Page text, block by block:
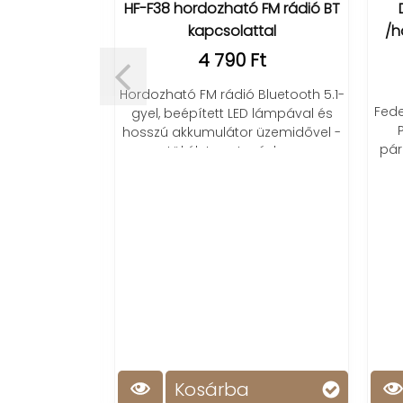
HF-F38 hordozható FM rádió BT
kapcsolattal
4 790 Ft
Hordozható FM rádió Bluetooth 5.1-
gyel, beépített LED lámpával és
hosszú akkumulátor üzemidővel -
tökéletes utazáshoz
Kosárba
/